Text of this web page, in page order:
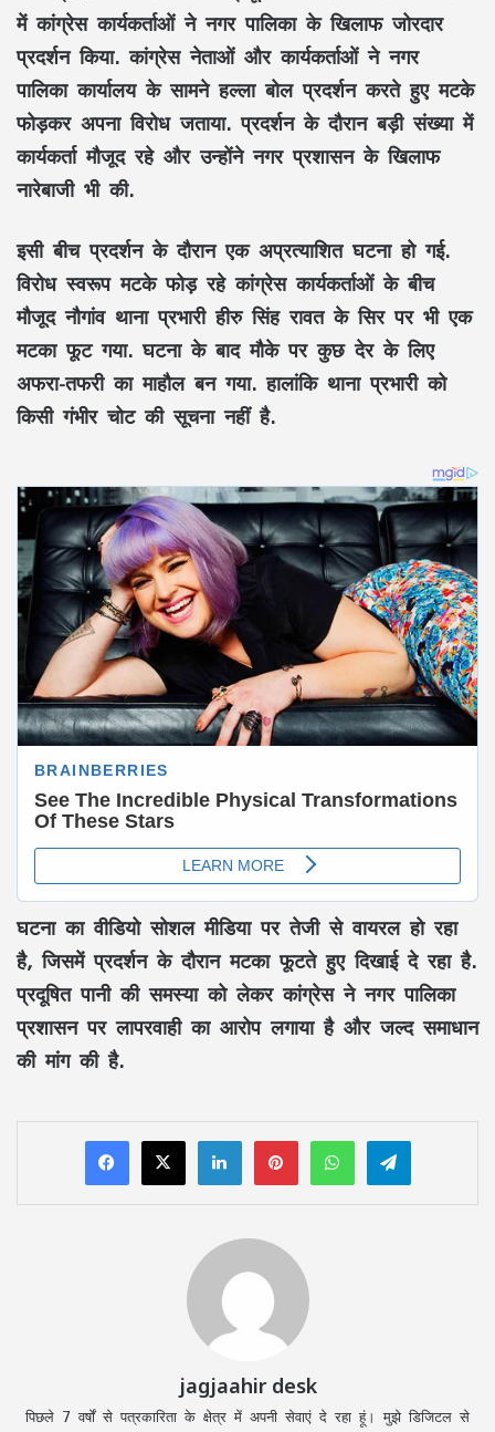
में कांग्रेस कार्यकर्ताओं ने नगर पालिका के खिलाफ जोरदार
प्रदर्शन किया. कांग्रेस नेताओं और कार्यकर्ताओं ने नगर
पालिका कार्यालय के सामने हल्ला बोल प्रदर्शन करते हुए मटके
फोड़कर अपना विरोध जताया. प्रदर्शन के दौरान बड़ी संख्या में
कार्यकर्ता मौजूद रहे और उन्होंने नगर प्रशासन के खिलाफ
नारेबाजी भी की.
इसी बीच प्रदर्शन के दौरान एक अप्रत्याशित घटना हो गई.
विरोध स्वरूप मटके फोड़ रहे कांग्रेस कार्यकर्ताओं के बीच
मौजूद नौगांव थाना प्रभारी हीरु सिंह रावत के सिर पर भी एक
मटका फूट गया. घटना के बाद मौके पर कुछ देर के लिए
अफरा-तफरी का माहौल बन गया. हालांकि थाना प्रभारी को
किसी गंभीर चोट की सूचना नहीं है.
घटना का वीडियो सोशल मीडिया पर तेजी से वायरल हो रहा
है, जिसमें प्रदर्शन के दौरान मटका फूटते हुए दिखाई दे रहा है.
प्रदूषित पानी की समस्या को लेकर कांग्रेस ने नगर पालिका
प्रशासन पर लापरवाही का आरोप लगाया है और जल्द समाधान
की मांग की है.
LinkedInPinterestWhatsAppTelegram
jagjaahir desk
पिछले 7 वर्षों से पत्रकारिता के क्षेत्र में अपनी सेवाएं दे रहा हूं। मुझे डिजिटल से